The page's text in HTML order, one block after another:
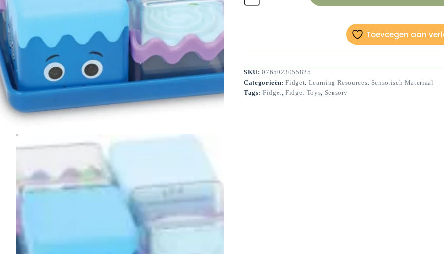
aantal
Toevoegen aan
SKU:0765023055825
Categorieën:Fidget, Learning Resources, Sensorisch Materiaal
Tags: Fidget,Fidget Toys, Sensory